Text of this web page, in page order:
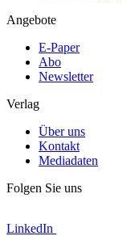
Angebote
E-Paper
Abo
Newsletter
Verlag
Über uns
Kontakt
Mediadaten
Folgen Sie uns
LinkedIn